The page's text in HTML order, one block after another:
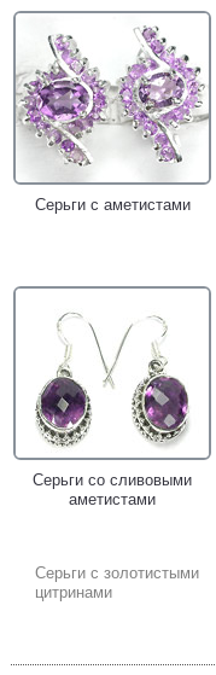
Серьги с аметистами
Серьги со сливовыми
аметистами
Серьги с золотистыми
цитринами